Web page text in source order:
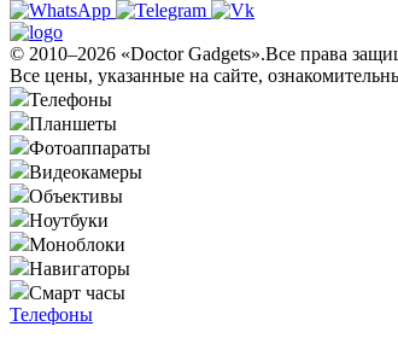
© 2010–2026 «Doctor Gadgets».Все права
Все цены, указанные на сайте,
Телефоны
Планшеты
Фотоаппараты
Видеокамеры
Объективы
Ноутбуки
Моноблоки
Навигаторы
Смарт часы
Телефоны